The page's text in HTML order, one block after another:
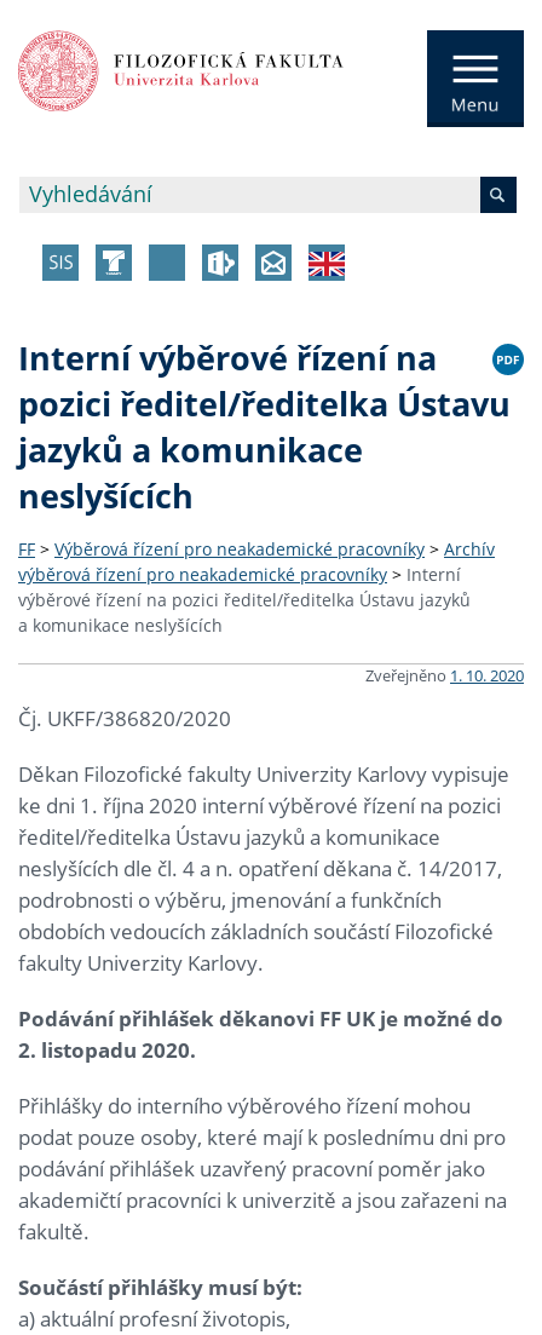
Interní výběrové řízení na
pozici ředitel/ředitelka Ústavu
jazyků a komunikace
neslyšících
FF > Výběrová řízení pro neakademické pracovníky > Archív
výběrová řízení pro neakademické pracovníky > Interní
výběrové řízení na pozici ředitel/ředitelka Ústavu jazyků
a komunikace neslyšících
Zveřejněno 1. 10. 2020
Čj. UKFF/386820/2020
Děkan Filozofické fakulty Univerzity Karlovy vypisuje
ke dni 1. října 2020 interní výběrové řízení na pozici
ředitel/ředitelka Ústavu jazyků a komunikace
neslyšících dle čl. 4 a n. opatření děkana č. 14/2017,
podrobnosti o výběru, jmenování a funkčních
obdobích vedoucích základních součástí Filozofické
fakulty Univerzity Karlovy.
Podávání přihlášek děkanovi FF UK je možné do
2. listopadu 2020.
Přihlášky do interního výběrového řízení mohou
podat pouze osoby, které mají k poslednímu dni pro
podávání přihlášek uzavřený pracovní poměr jako
akademičtí pracovníci k univerzitě a jsou zařazeni na
fakultě.
Součástí přihlášky musí být:
a) aktuální profesní životopis,